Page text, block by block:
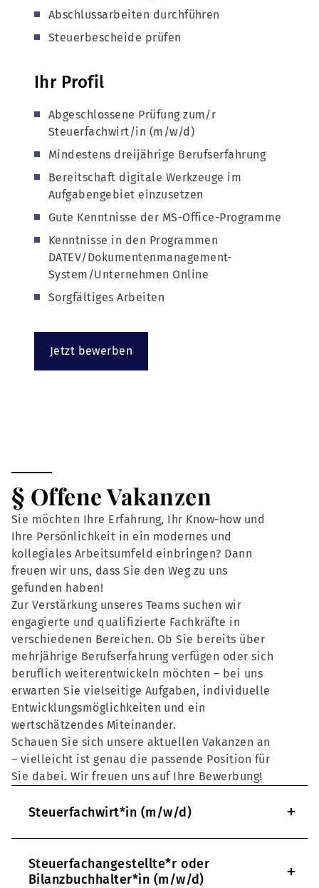
Abschlussarbeiten durchführen
Steuerbescheide prüfen
Ihr Profil
Abgeschlossene Prüfung zum/r
Steuerfachwirt/in (m/w/d)
Mindestens dreijährige Berufserfahrung
Bereitschaft digitale Werkzeuge im
Aufgabengebiet einzusetzen
Gute Kenntnisse der MS-Office-Programme
Kenntnisse in den Programmen
DATEV/Dokumentenmanagement-
System/Unternehmen Online
Sorgfältiges Arbeiten
Jetzt bewerben
§ Offene Vakanzen
Sie möchten Ihre Erfahrung, Ihr Know-how und
Ihre Persönlichkeit in ein modernes und
kollegiales Arbeitsumfeld einbringen? Dann
freuen wir uns, dass Sie den Weg zu uns
gefunden haben!
Zur Verstärkung unseres Teams suchen wir
engagierte und qualifizierte Fachkräfte in
verschiedenen Bereichen. Ob Sie bereits über
mehrjährige Berufserfahrung verfügen oder sich
beruflich weiterentwickeln möchten – bei uns
erwarten Sie vielseitige Aufgaben, individuelle
Entwicklungsmöglichkeiten und ein
wertschätzendes Miteinander.
Schauen Sie sich unsere aktuellen Vakanzen an
– vielleicht ist genau die passende Position für
Sie dabei. Wir freuen uns auf Ihre Bewerbung!
Steuerfachwirt*in (m/w/d) +
Steuerfachangestellte*r oder
Bilanzbuchhalter*in (m/w/d)
+